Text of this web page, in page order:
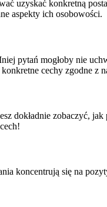
uzyskać konkretną
aspekty ich osobowości.
pytań mogłoby nie
cechy zgodne z
dokładnie zobaczyć,
koncentrują się na